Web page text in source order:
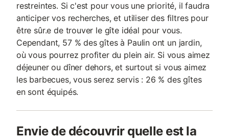
restreintes. Si c'est pour vous une priorité, il faudra
anticiper vos recherches, et utiliser des filtres pour
être sûr.e de trouver le gîte idéal pour vous.
Cependant, 57 % des gîtes à Paulin ont un jardin,
où vous pourrez profiter du plein air. Si vous aimez
déjeuner ou dîner dehors, et surtout si vous aimez
les barbecues, vous serez servis : 26 % des gîtes
en sont équipés.
Envie de découvrir quelle est la